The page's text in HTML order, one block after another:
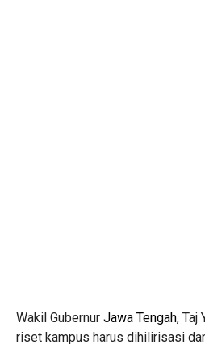
Wakil Gubernur Jawa Tengah, Taj
riset kampus harus dihilirisasi